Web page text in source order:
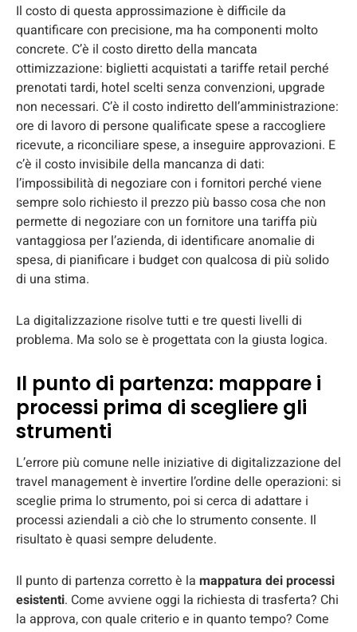
Il costo di questa approssimazione è difficile da
quantificare con precisione, ma ha componenti molto
concrete. C’è il costo diretto della mancata
ottimizzazione: biglietti acquistati a tariffe retail perché
prenotati tardi, hotel scelti senza convenzioni, upgrade
non necessari. C’è il costo indiretto dell’amministrazione:
ore di lavoro di persone qualificate spese a raccogliere
ricevute, a riconciliare spese, a inseguire approvazioni. E
c’è il costo invisibile della mancanza di dati:
l’impossibilità di negoziare con i fornitori perché viene
sempre solo richiesto il prezzo più basso cosa che non
permette di negoziare con un fornitore una tariffa più
vantaggiosa per l’azienda, di identificare anomalie di
spesa, di pianificare i budget con qualcosa di più solido
di una stima.
La digitalizzazione risolve tutti e tre questi livelli di
problema. Ma solo se è progettata con la giusta logica.
Il punto di partenza: mappare i
processi prima di scegliere gli
strumenti
L’errore più comune nelle iniziative di digitalizzazione del
travel management è invertire l’ordine delle operazioni: si
sceglie prima lo strumento, poi si cerca di adattare i
processi aziendali a ciò che lo strumento consente. Il
risultato è quasi sempre deludente.
Il punto di partenza corretto è la mappatura dei processi
esistenti. Come avviene oggi la richiesta di trasferta? Chi
la approva, con quale criterio e in quanto tempo? Come